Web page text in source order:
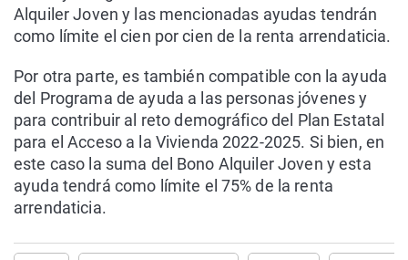
Alquiler Joven y las mencionadas ayudas tendrán
como límite el cien por cien de la renta arrendaticia.
Por otra parte, es también compatible con la ayuda
del Programa de ayuda a las personas jóvenes y
para contribuir al reto demográfico del Plan Estatal
para el Acceso a la Vivienda 2022-2025. Si bien, en
este caso la suma del Bono Alquiler Joven y esta
ayuda tendrá como límite el 75% de la renta
arrendaticia.